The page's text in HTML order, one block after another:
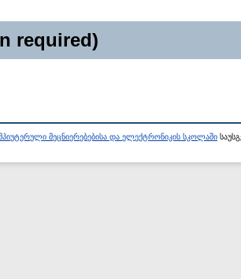
required)
მეცნიერებებისა და ელექტრონიკის სკოლაში